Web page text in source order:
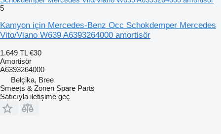
5
Kamyon için Mercedes-Benz Occ Schokdemper Mercedes
Vito/Viano W639 A6393264000 amortisör
1.649 TL €30
Amortisör
A6393264000
Belçika, Bree
Smeets & Zonen Spare Parts
Satıcıyla iletişime geç